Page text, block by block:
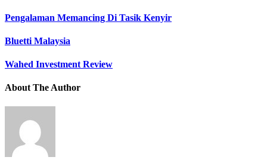
Pengalaman Memancing Di Tasik Kenyir
Bluetti Malaysia
Wahed Investment Review
About The Author